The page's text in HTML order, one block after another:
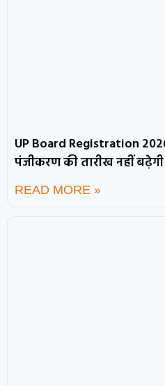
UP Board Registration
पंजीकरण की तारीख नहीं बढ़ेगी
READ MORE »